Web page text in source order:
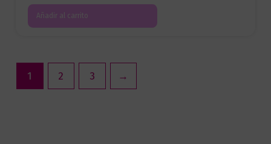
Añadir al carrito
1 2 3 →